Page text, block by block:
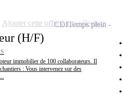
(H/F)
immobilier de 100 collaborateurs. Il
: Vous intervenez sur des
CDITemps plein
Ajouter cette offre à ma sélection